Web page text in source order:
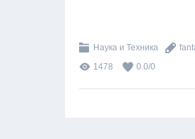
Наука и Техника
1478
0.0/0